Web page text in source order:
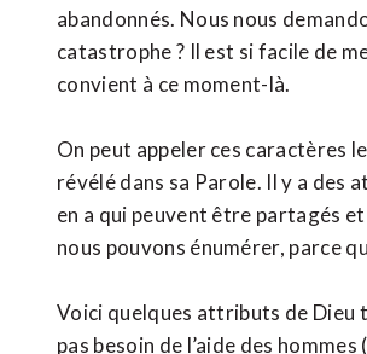
abandonnés. Nous nous
catastrophe ? Il est si facile de
convient à ce moment-là.
On peut appeler ces caractères
révélé dans sa Parole. Il y a des
en a qui peuvent être partagés
nous pouvons énumérer, parce
Voici quelques attributs de Dieu
pas besoin de l’aide des